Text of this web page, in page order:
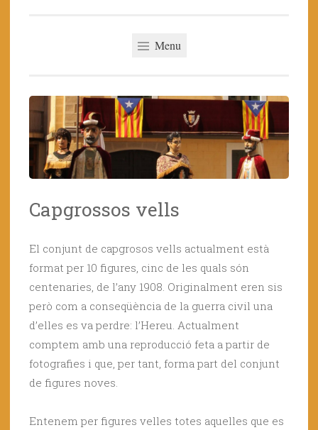
Menu
Capgrossos vells
El conjunt de capgrosos vells actualment està
format per 10 figures, cinc de les quals són
centenaries, de l’any 1908. Originalment eren sis
però com a conseqüència de la guerra civil una
d’elles es va perdre: l’Hereu. Actualment
comptem amb una reproducció feta a partir de
fotografies i que, per tant, forma part del conjunt
de figures noves.
Entenem per figures velles totes aquelles que es